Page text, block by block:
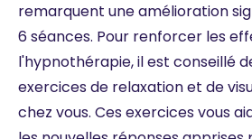
remarquent une amélioration
6 séances. Pour renforcer les
l'hypnothérapie, il est conseillé
exercices de relaxation et de
chez vous. Ces exercices vous